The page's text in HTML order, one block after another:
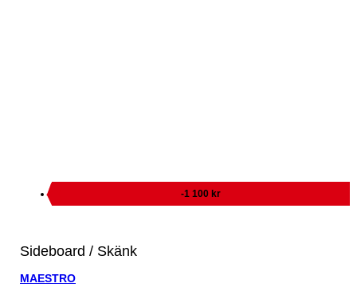
-1 100 kr
Sideboard / Skänk
MAESTRO